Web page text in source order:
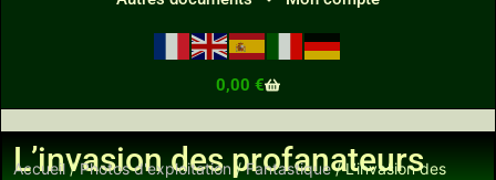
0,00 €
L’invasion des profanateurs
Accueil/Photos d'exploitation /Fantastique/ L’invasion des